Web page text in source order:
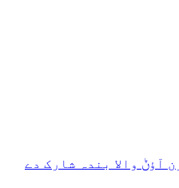
آؤݨ والا بندہ شارک دے